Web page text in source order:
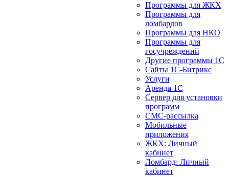
Программы для ЖКХ
Программы для
ломбардов
Программы для НКО
Программы для
госучреждений
Другие программы 1С
Сайты 1С-Битрикс
Услуги
Аренда 1С
Сервер для установки
программ
СМС-рассылка
Мобильные
приложения
ЖКХ: Личный
кабинет
Ломбард: Личный
кабинет